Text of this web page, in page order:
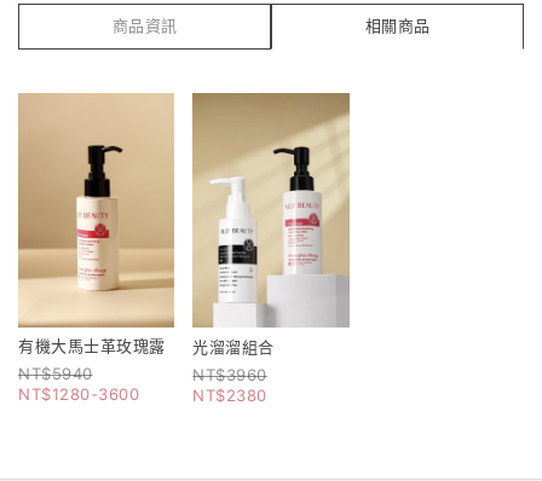
商品資訊 相關商品
有機大馬士革玫瑰露
5940
1280-3600
光溜溜組合
3960
2380